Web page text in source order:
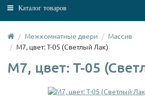
Каталог товаров
Межкомнатные двери
Массив
М7, цвет: Т-05 (Светлый Лак)
М7, цвет: Т-05